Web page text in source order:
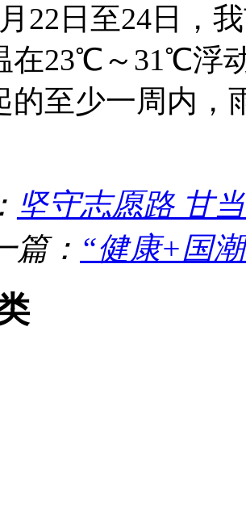
22日至24日，
在23℃～31℃浮
的至少一周内，
坚守志愿路 甘
篇： “健康+国